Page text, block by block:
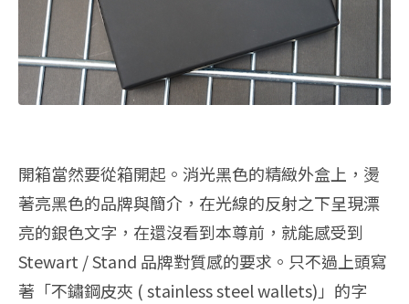
開箱當然要從箱開起。消光黑色的精緻外盒上，燙
著亮黑色的品牌與簡介，在光線的反射之下呈現漂
亮的銀色文字，在還沒看到本尊前，就能感受到
Stewart / Stand 品牌對質感的要求。只不過上頭寫
著「不鏽鋼皮夾 ( stainless steel wallets)」的字